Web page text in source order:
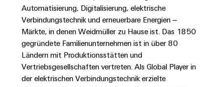
zuverlässig,
skalierbar
Energiespeicher
Lösungen
und
Produkte
Energiespeichersysteme
Industrial
5G
Single
Pair
Ethernet
-
komponenten
Anschlussleitungen,
Patchkabel
und
Kabel
digitale
Planung
easyConnect
-
Ihre
Industrial
unsere
Partner
Vertrieb
Großhandelssuche
Nachhaltigkeit
Weidmüller
Academy
People
&
Werkstudententätigkeiten
Praktika
Abschlussarbeiten
Neuanfang
für
Automatisierung, Digitalisierung, elektrische
Verbindungstechnik und erneuerbare Energien –
Märkte, in denen Weidmüller zu Hause ist. Das 1850
gegründete Familienunternehmen ist in über 80
Ländern mit Produktionsstätten und
Vertriebsgesellschaften vertreten. Als Global Player in
der elektrischen Verbindungstechnik erzielte